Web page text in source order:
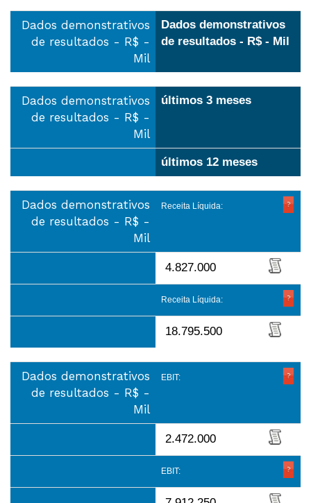
Dados demonstrativos
de resultados - R$ -
Mil
Dados demonstrativos
de resultados - R$ - Mil
Dados demonstrativos
de resultados - R$ -
Mil
últimos 3 meses
últimos 12 meses
Dados demonstrativos
de resultados - R$ -
Mil
Receita Líquida:
4.827.000
Receita Líquida:
18.795.500
Dados demonstrativos
de resultados - R$ -
Mil
EBIT:
2.472.000
EBIT: